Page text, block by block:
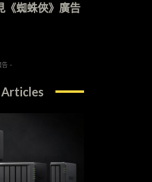
《蜘蛛俠》廣告
告 -